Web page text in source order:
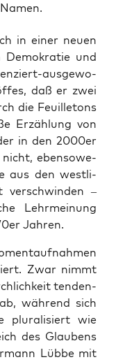
in einer neu­en
Demo­kra­tie und
aus­ge­wo­
daß er zwei
die Feuil­le­tons
Erzäh­lung von
in den 2000er
eben­so­we­
aus den west­li­
ver­schwin­den –
Lehr­mei­nung
Jahren.
Zwar nimmt
ten­den­
wäh­rend sich
plu­ra­li­siert wie
des Glau­bens
Lüb­be mit